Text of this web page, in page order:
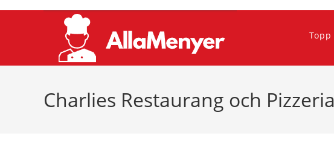
Topp
Charlies Restaurang och Pizzeria